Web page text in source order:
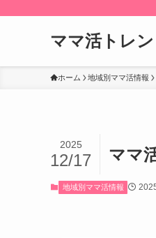
ママ活トレ
ホーム 地域別ママ活情報
ママ
2025
12/17
地域別ママ活情報